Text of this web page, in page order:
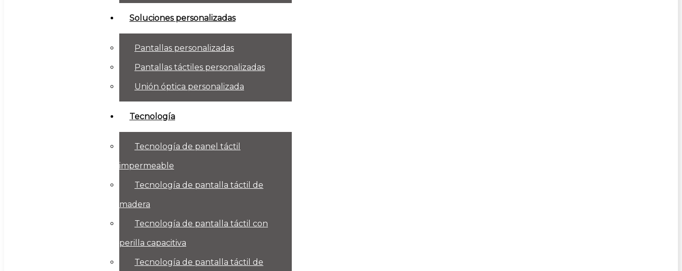
Soluciones personalizadas
Pantallas personalizadas
Pantallas táctiles personalizadas
Unión óptica personalizada
Tecnología
Tecnología de panel táctil
impermeable
Tecnología de pantalla táctil de
madera
Tecnología de pantalla táctil con
perilla capacitiva
Tecnología de pantalla táctil de